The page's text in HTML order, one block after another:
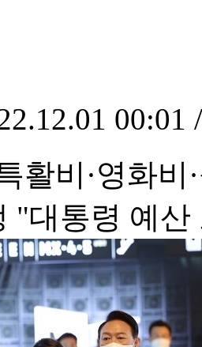
00:01
활비·영화
"대통령 예